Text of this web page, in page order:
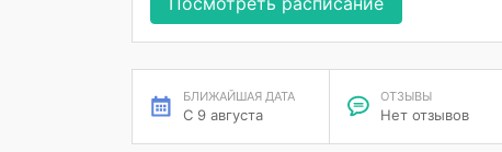
БЛИЖАЙШАЯ ДАТА
С 9 августа
ОТЗЫВЫ
Нет отзывов